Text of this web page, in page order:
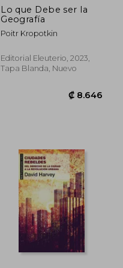
Lo que Debe ser la
Geografía
Poitr Kropotkin
Editorial Eleuterio, 2023,
Tapa Blanda, Nuevo